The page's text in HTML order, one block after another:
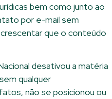
bem como junto ao
por e-mail sem
que o conteúdo
desativou a matéria
qualquer
não se posicionou ou